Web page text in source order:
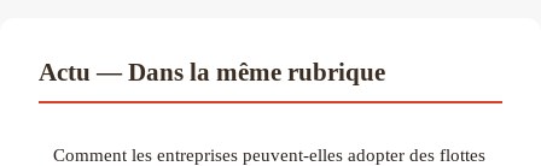
Actu — Dans la même rubrique
Comment les entreprises peuvent-elles adopter des flottes